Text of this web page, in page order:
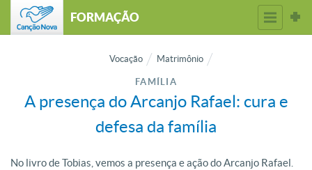
FORMAÇÃO
Vocação Matrimônio
FAMÍLIA
A presença do Arcanjo Rafael: cura e
defesa da família
No livro de Tobias, vemos a presença e ação do Arcanjo Rafael.